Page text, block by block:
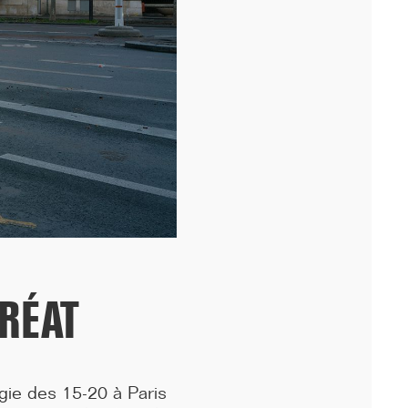
11/25
Lancement des études pour la réalisation d'une résidence de 250
des 15-20 à Paris